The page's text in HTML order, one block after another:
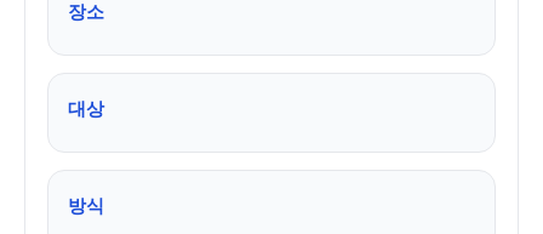
장소
대상
방식